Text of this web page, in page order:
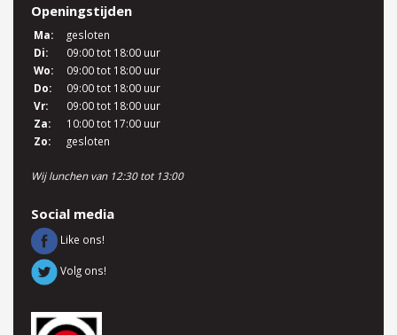
Openingstijden
Ma:
gesloten
Di:
09:00 tot 18:00 uur
Wo:
09:00 tot 18:00 uur
Do:
09:00 tot 18:00 uur
Vr:
09:00 tot 18:00 uur
Za:
10:00 tot 17:00 uur
Zo:
gesloten
Wij lunchen van 12:30 tot 13:00
Social media
Like ons!
Volg ons!